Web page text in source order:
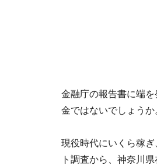
金融庁の報告書に端
金ではないでしょう
現役時代にいくら稼
ト調査から、神奈川